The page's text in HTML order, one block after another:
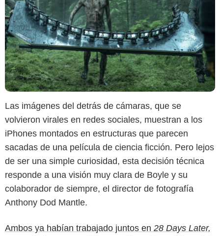
Las imágenes del detrás de cámaras, que se
volvieron virales en redes sociales, muestran a los
iPhones montados en estructuras que parecen
sacadas de una película de ciencia ficción. Pero lejos
de ser una simple curiosidad, esta decisión técnica
responde a una visión muy clara de Boyle y su
colaborador de siempre, el director de fotografía
Anthony Dod Mantle.
Ambos ya habían trabajado juntos en 28 Days Later,